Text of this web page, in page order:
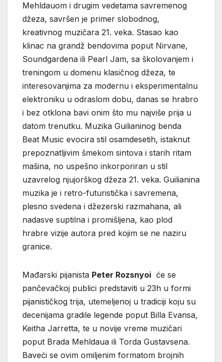
Mehldauom i drugim vedetama savremenog
džeza, savršen je primer slobodnog,
kreativnog muzičara 21. veka. Stasao kao
klinac na grandž bendovima poput Nirvane,
Soundgardena ili Pearl Jam, sa školovanjem i
treningom u domenu klasičnog džeza, te
interesovanjima za modernu i eksperimentalnu
elektroniku u odraslom dobu, danas se hrabro
i bez otklona bavi onim što mu najviše prija u
datom trenutku. Muzika Guilianinog benda
Beat Music evocira stil osamdesetih, istaknut
prepoznatljivim šmekom sintova i starih ritam
mašina, no uspešno inkorporiran u stil
uzavrelog njujorškog džeza 21. veka. Guilianina
muzika je i retro-futuristička i savremena,
plesno svedena i džezerski razmahana, ali
nadasve suptilna i promišljena, kao plod
hrabre vizije autora pred kojim se ne naziru
granice.
Mađarski pijanista Peter Rozsnyoi će se
pančevačkoj publici predstaviti u 23h u formi
pijanističkog trija, utemeljenoj u tradiciji koju su
decenijama gradile legende poput Billa Evansa,
Keitha Jarretta, te u novije vreme muzičari
poput Brada Mehldaua ili Torda Gustavsena.
Baveći se ovim omiljenim formatom brojnih